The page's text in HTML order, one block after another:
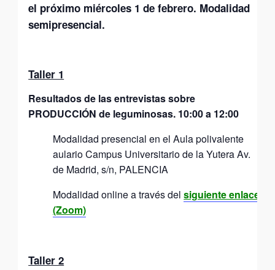
el próximo miércoles 1 de febrero. Modalidad
semipresencial.
Taller 1
Resultados de las entrevistas sobre
PRODUCCIÓN de leguminosas. 10:00 a 12:00
Modalidad presencial en el Aula polivalente
aulario Campus Universitario de la Yutera Av.
de Madrid, s/n, PALENCIA
Modalidad online a través delsiguiente enlace
(Zoom)
Taller 2